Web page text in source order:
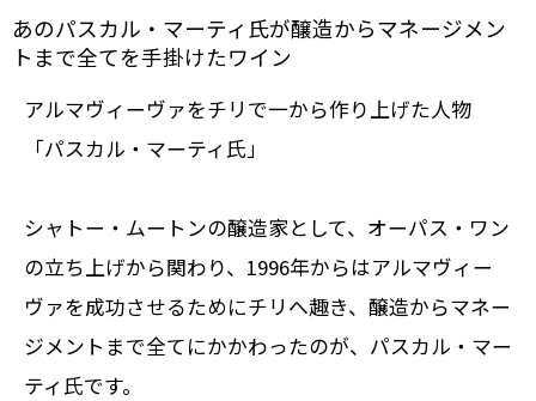
あのパスカル・マーティ氏が醸造からマネージメン
トまで全てを手掛けたワイン
アルマヴィーヴァをチリで一から作り上げた人物
「パスカル・マーティ氏」
シャトー・ムートンの醸造家として、オーパス・ワン
の立ち上げから関わり、1996年からはアルマヴィー
ヴァを成功させるためにチリへ趣き、醸造からマネー
ジメントまで全てにかかわったのが、パスカル・マー
ティ氏です。